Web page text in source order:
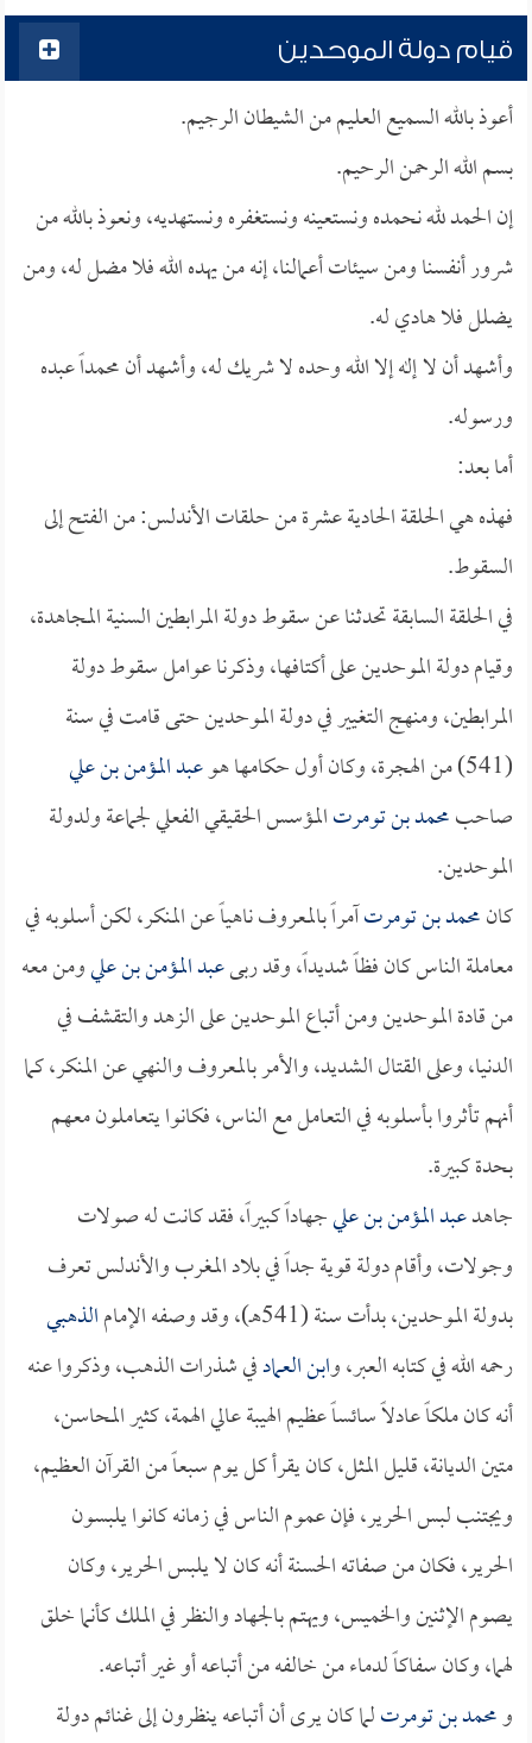
قيام دولة الموحدين
أعوذ بالله السميع العليم من الشيطان الرجيم.
بسم الله الرحمن الرحيم.
إن الحمد لله نحمده ونستعينه ونستغفره ونستهديه، ونعوذ بالله من
شرور أنفسنا ومن سيئات أعمالنا، إنه من يهده الله فلا مضل له، ومن
يضلل فلا هادي له.
وأشهد أن لا إله إلا الله وحده لا شريك له، وأشهد أن محمداً عبده
ورسوله.
أما بعد:
فهذه هي الحلقة الحادية عشرة من حلقات الأندلس: من الفتح إلى
السقوط.
في الحلقة السابقة تحدثنا عن سقوط دولة المرابطين السنية المجاهدة،
وقيام دولة الموحدين على أكتافها، وذكرنا عوامل سقوط دولة
المرابطين، ومنهج التغيير في دولة الموحدين حتى قامت في سنة
(541) من الهجرة، وكان أول حكامها هو
عبد المؤمن بن علي
صاحبمحمد بن تومرتالمؤسس الحقيقي الفعلي لجماعة ولدولة
الموحدين.
كانمحمد بن تومرتآمراً بالمعروف ناهياً عن المنكر، لكن أسلوبه في
معاملة الناس كان فظاً شديداً، وقد ربىعبد المؤمن بن عليومن معه
من قادة الموحدين ومن أتباع الموحدين على الزهد والتقشف في
الدنيا، وعلى القتال الشديد، والأمر بالمعروف والنهي عن المنكر، كما
أنهم تأثروا بأسلوبه في التعامل مع الناس، فكانوا يتعاملون معهم
بحدة كبيرة.
جاهدعبد المؤمن بن عليجهاداً كبيراً، فقد كانت له صولات
وجولات، وأقام دولة قوية جداً في بلاد المغرب والأندلس تعرف
بدولة الموحدين، بدأت سنة (541هـ)، وقد وصفه الإمام
الذهبي
رحمه الله في كتابه العبر، وابن العمادفي شذرات الذهب، وذكروا عنه
أنه كان ملكاً عادلاً سائساً عظيم الهيبة عالي الهمة، كثير المحاسن،
متين الديانة، قليل المثل، كان يقرأ كل يوم سبعاً من القرآن العظيم،
ويجتنب لبس الحرير، فإن عموم الناس في زمانه كانوا يلبسون
الحرير، فكان من صفاته الحسنة أنه كان لا يلبس الحرير، وكان
يصوم الإثنين والخميس، ويهتم بالجهاد والنظر في الملك كأنما خلق
لهما، وكان سفاكاً لدماء من خالفه من أتباعه أو غير أتباعه.
ومحمد بن تومرتلما كان يرى أن أتباعه ينظرون إلى غنائم دولة